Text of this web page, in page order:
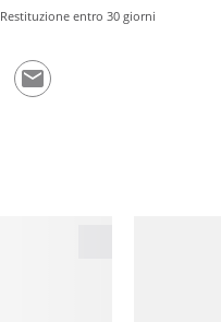
Restituzione entro 30 giorni